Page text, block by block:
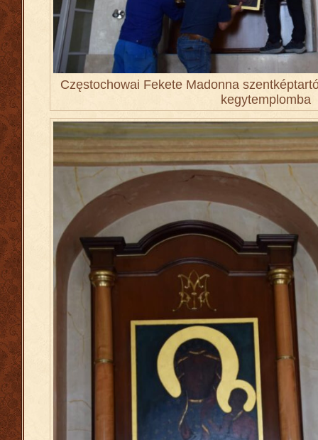
Częstochowai Fekete Madonna
kegytemplomba